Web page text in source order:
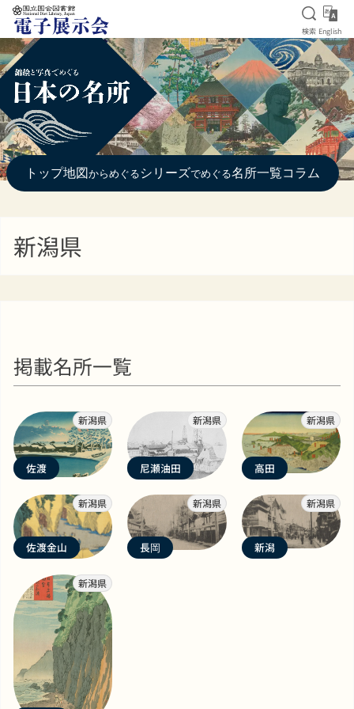
本文へ移動
検索を
検索 English
トップ地図 からめぐる シリーズでめぐる名所一覧コラム
新潟県
掲載名所一覧
新潟県
佐渡
新潟県
尼瀬油田
新潟県
高田
新潟県
佐渡金山
新潟県
長岡
新潟県
新潟
新潟県